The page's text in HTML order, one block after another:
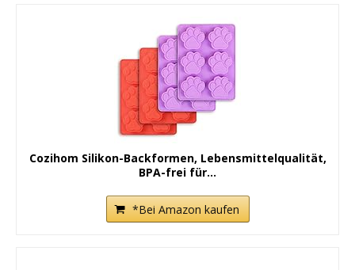
Cozihom Silikon-Backformen, Lebensmittelqualität,
BPA-frei für...
*Bei Amazon kaufen